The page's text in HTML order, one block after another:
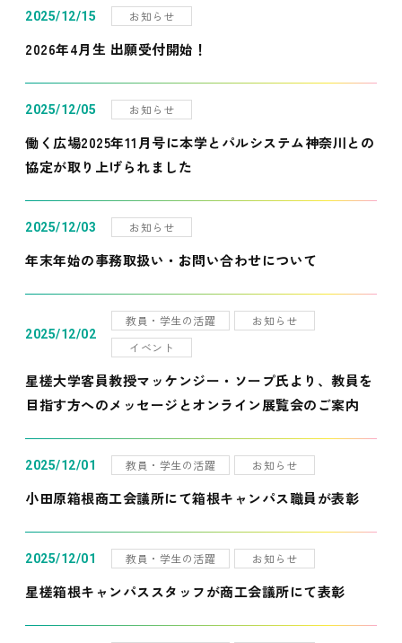
2025/12/15 お知らせ
2026年4月生 出願受付開始！
2025/12/05 お知らせ
働く広場2025年11月号に本学とパルシステム神奈川との
協定が取り上げられました
2025/12/03 お知らせ
年末年始の事務取扱い・お問い合わせについて
2025/12/02
教員・学生の活躍
お知らせ
イベント
星槎大学客員教授マッケンジー・ソープ氏より、教員を
目指す方へのメッセージとオンライン展覧会のご案内
2025/12/01 教員・学生の活躍 お知らせ
小田原箱根商工会議所にて箱根キャンパス職員が表彰
2025/12/01 教員・学生の活躍 お知らせ
星槎箱根キャンパススタッフが商工会議所にて表彰